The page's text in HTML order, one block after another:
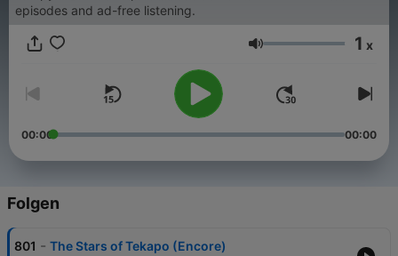
episodes and ad-free listening.
Lautstärke 1 x
00:00 00:00
Folgen
801 - The Stars of Tekapo (Encore)